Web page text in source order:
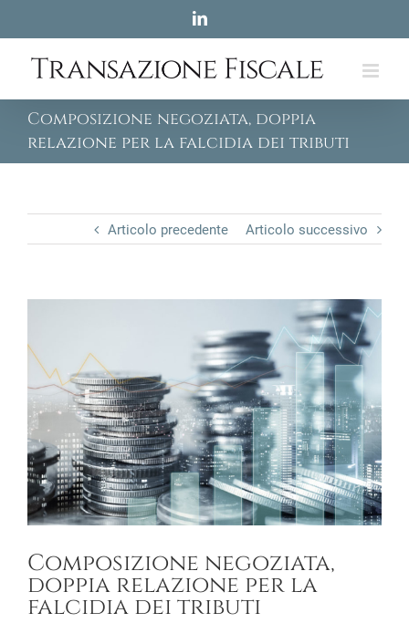
content
LinkedIn
Composizione negoziata, doppia
relazione per la falcidia dei tributi
Articolo precedente Articolo successivo
Image
Composizione negoziata,
doppia relazione per la
falcidia dei tributi